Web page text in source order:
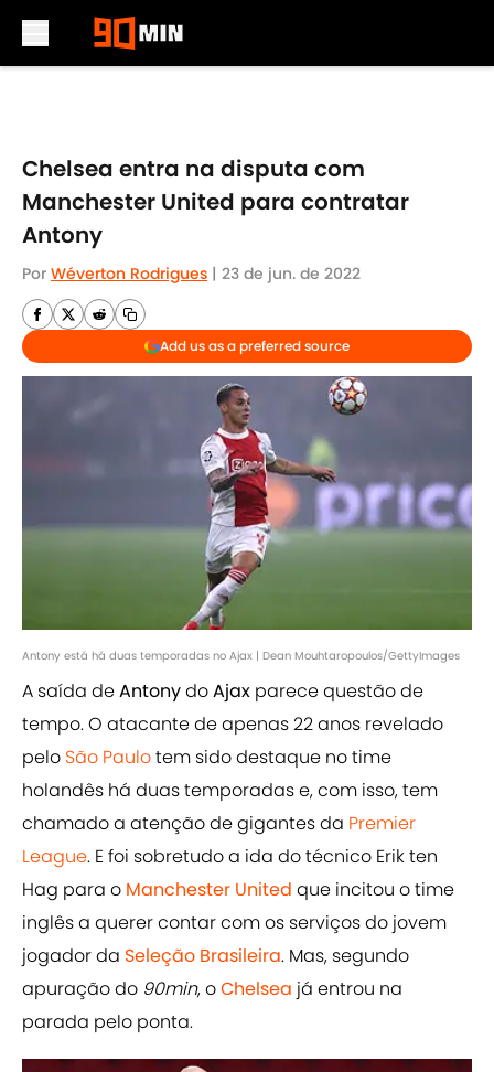
Chelsea entra na disputa com
Manchester United para contratar
Antony
Por Wéverton Rodrigues | 23 de jun. de 2022
Add us as a preferred source
Antony está há duas temporadas no Ajax | Dean Mouhtaropoulos/GettyImages
A saída deAntonydoAjax parece questão de
tempo. O atacante de apenas 22 anos revelado
pelo São Paulotem sido destaque no time
holandês há duas temporadas e, com isso, tem
chamado a atenção de gigantes da Premier
League. E foi sobretudo a ida do técnico Erik ten
Hag para o Manchester United que incitou o time
inglês a querer contar com os serviços do jovem
jogador da Seleção Brasileira. Mas, segundo
apuração do 90min, oChelsea já entrou na
parada pelo ponta.